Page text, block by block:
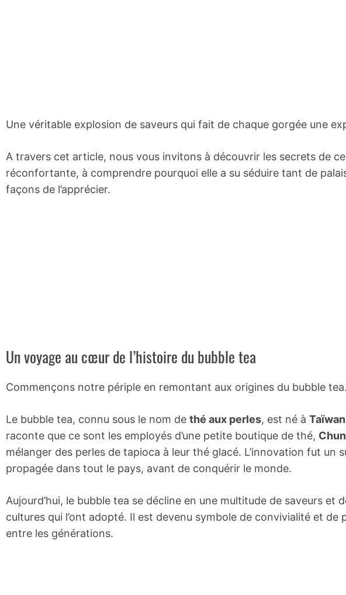
Une véritable explosion de saveurs qui fait de chaque gorgée une
A travers cet article, nous vous invitons à découvrir les secrets de
réconfortante, à comprendre pourquoi elle a su séduire tant de
façons de l’apprécier.
Un voyage au cœur de l’histoire du bubble tea
Commençons notre périple en remontant aux origines du bubble tea.
Le bubble tea, connu sous le nom de thé aux perles, est né à Taïwan
raconte que ce sont les employés d’une petite boutique de thé,
mélanger des perles de tapioca à leur thé glacé. L’innovation fut un
propagée dans tout le pays, avant de conquérir le monde.
Aujourd’hui, le bubble tea se décline en une multitude de saveurs
cultures qui l’ont adopté. Il est devenu symbole de convivialité et
entre les générations.